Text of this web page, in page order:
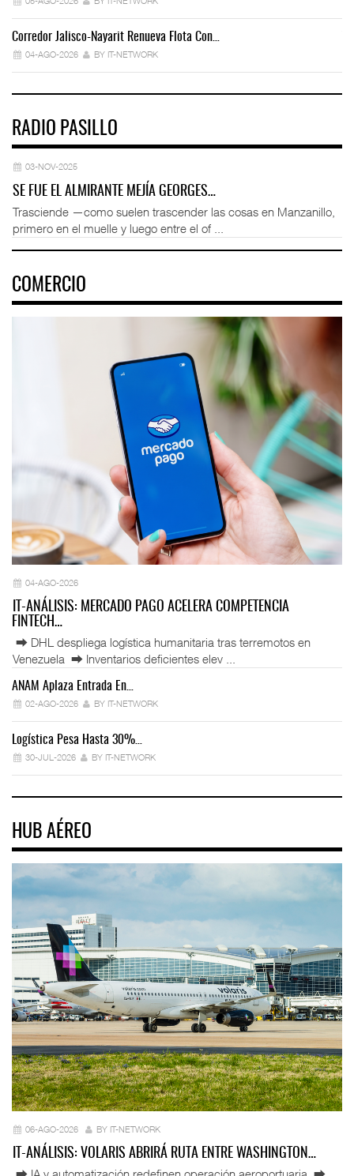
Corredor Jalisco-Nayarit Renueva Flota Con…
04-AGO-2026 BY IT-NETWORK
RADIO PASILLO
03-NOV-2025
SE FUE EL ALMIRANTE MEJÍA GEORGES…
Trasciende —como suelen trascender las cosas en Manzanillo,
primero en el muelle y luego entre el of ...
COMERCIO
04-AGO-2026
IT-ANÁLISIS: MERCADO PAGO ACELERA COMPETENCIA
FINTECH…
⮕ DHL despliega logística humanitaria tras terremotos en
Venezuela ⮕ Inventarios deficientes elev ...
ANAM Aplaza Entrada En…
02-AGO-2026 BY IT-NETWORK
Logística Pesa Hasta 30%…
30-JUL-2026 BY IT-NETWORK
HUB AÉREO
06-AGO-2026 BY IT-NETWORK
IT-ANÁLISIS: VOLARIS ABRIRÁ RUTA ENTRE WASHINGTON…